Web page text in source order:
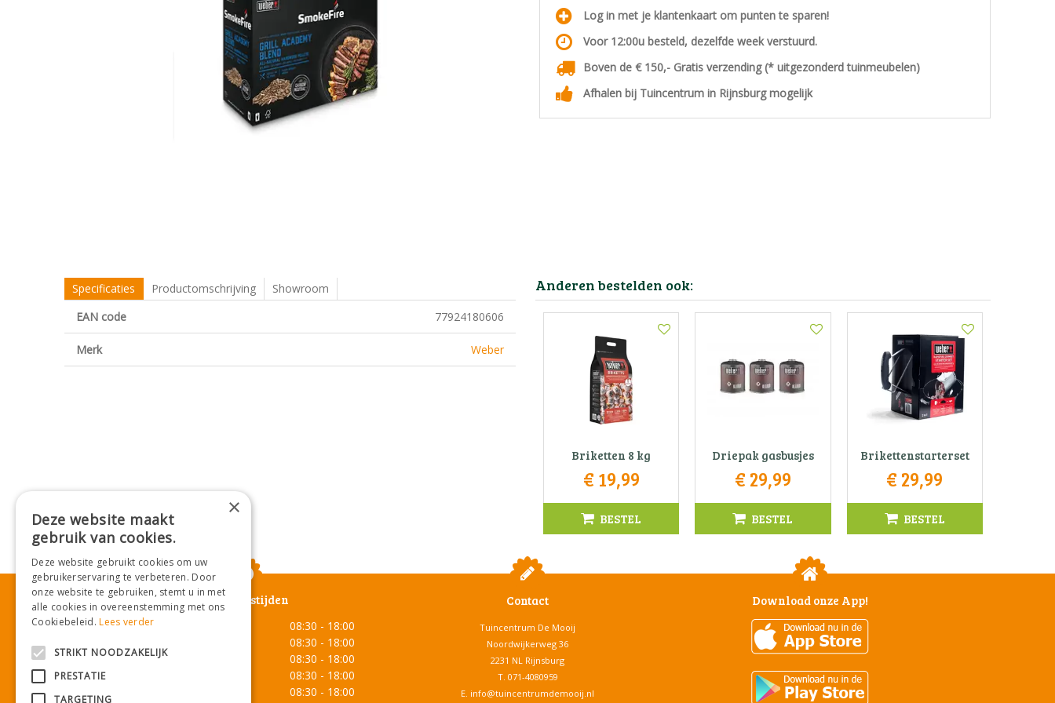
Log in met je klantenkaart om punten te sparen!
Voor 12:00u besteld, dezelfde week verstuurd.
Boven de € 150,- Gratis verzending (* uitgezonderd tuinmeubelen)
Afhalen bij Tuincentrum in Rijnsburg mogelijk
Specificaties Productomschrijving
Showroom
EAN code
77924180606
Merk Weber
Anderen bestelden ook:
Briketten 8 kg
€ 19,99
BESTEL
Driepak gasbusjes
€ 29,99
BESTEL
Brikettenstarterset
€ 29,99
BESTEL
Openingstijden
Maandag
08:30 - 18:00
08:30 - 18:00
Woensdag
08:30 - 18:00
08:30 - 18:00
08:30 - 18:00
Contact
Tuincentrum De Mooij
Noordwijkerweg 36
2231 NL Rijnsburg
T. 071-4080959
E. info@tuincentrumdemooij.nl
Download onze App!
×
Deze website maakt
gebruik van cookies.
Deze website gebruikt cookies om uw
gebruikerservaring te verbeteren. Door
onze website te gebruiken, stemt u in met
alle cookies in overeenstemming met ons
Cookiebeleid.Lees verder
STRIKT NOODZAKELIJK
PRESTATIE
TARGETING